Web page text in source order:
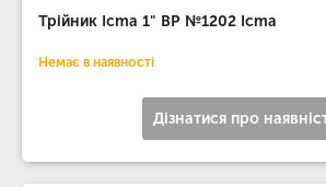
Трійник Icma 1" ВР №1202 Icma
Немає в наявності
Дізнатися про